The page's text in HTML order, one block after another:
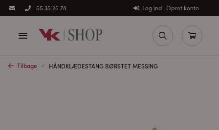
55 35 25 78 Log ind | Opret konto
Tilbage HÅNDKLÆDESTANG BØRSTET MESSING